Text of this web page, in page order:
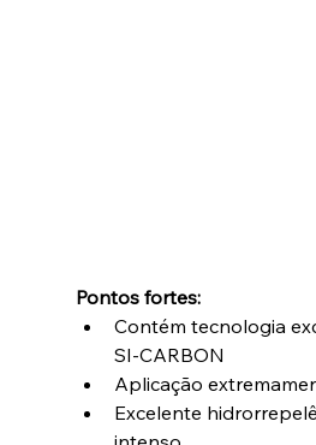
Pontos fortes:
Contém tecnologia
SI-CARBON
Aplicação
Excelente